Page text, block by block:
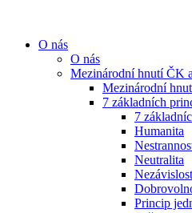
O nás
O nás
Mezinárodní hnutí ČK
Mezinárodní
7 základních
7
Humanita
Neutralita
Nezávislost
Princip